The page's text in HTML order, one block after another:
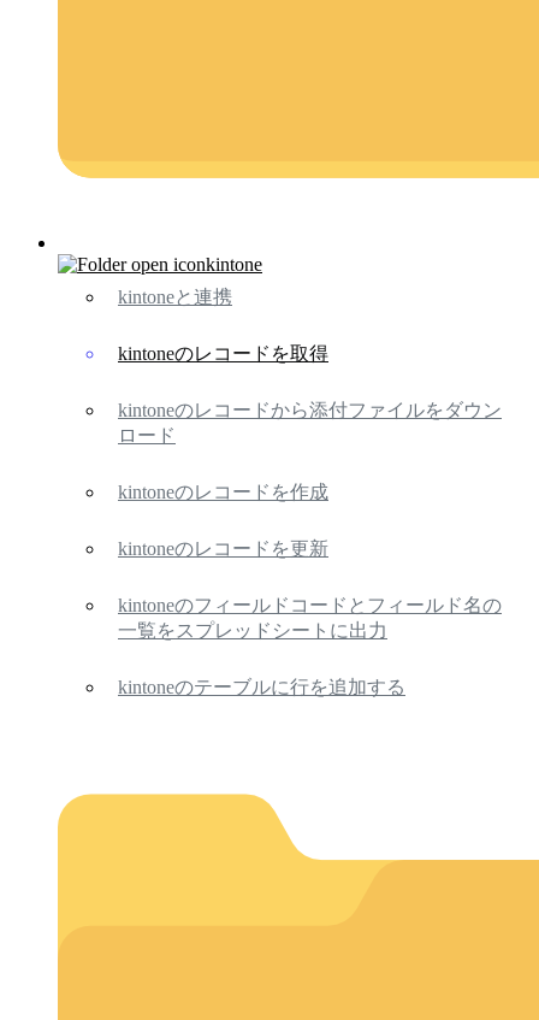
kintone
kintoneと連携
kintoneのレコードを取得
kintoneのレコードから添付ファイルをダウン
ロード
kintoneのレコードを作成
kintoneのレコードを更新
kintoneのフィールドコードとフィールド名の
一覧をスプレッドシートに出力
kintoneのテーブルに行を追加する